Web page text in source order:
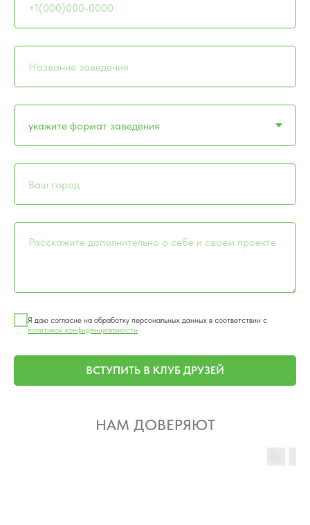
Я даю согласие на обработку персональных данных в соответствии с
политикой конфиденциальности
ВСТУПИТЬ В КЛУБ ДРУЗЕЙ
НАМ ДОВЕРЯЮТ